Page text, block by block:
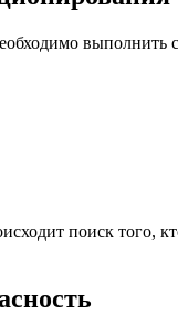
выполнить
поиск того,